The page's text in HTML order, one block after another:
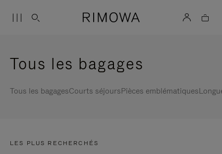
Tous les bagages
Tous les bagagesCourts séjoursPièces emblématiques
LES PLUS RECHERCHÉS